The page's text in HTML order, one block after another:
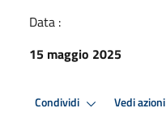
Data :
15 maggio 2025
Condividi Vedi azioni